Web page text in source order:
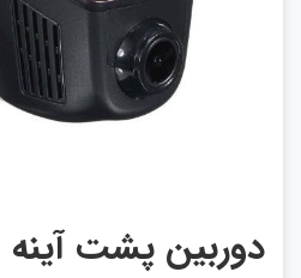
دوربین پشت